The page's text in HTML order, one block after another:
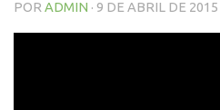
POR ADMIN · 9 DE ABRIL DE 2015